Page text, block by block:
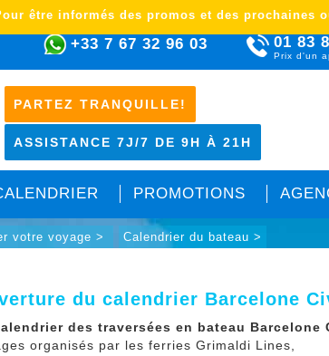
+33 7 67 32 96 03 01 83
Prix d'un
PARTEZ TRANQUILLE!
ASSISTANCE 7J/7 DE 9H À 21H
PROMOTIONS
être informés des promos et des prochaines
votre voyage > Calendrier du bateau >
du calendrier Barcelone
des traversées en bateau
organisés par les ferries Grimaldi Lines,